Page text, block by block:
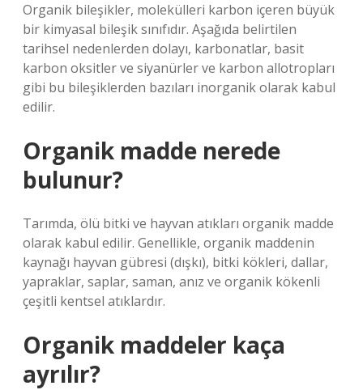
Organik bileşikler, molekülleri karbon içeren büyük
bir kimyasal bileşik sınıfıdır. Aşağıda belirtilen
tarihsel nedenlerden dolayı, karbonatlar, basit
karbon oksitler ve siyanürler ve karbon allotropları
gibi bu bileşiklerden bazıları inorganik olarak kabul
edilir.
Organik madde nerede
bulunur?
Tarımda, ölü bitki ve hayvan atıkları organik madde
olarak kabul edilir. Genellikle, organik maddenin
kaynağı hayvan gübresi (dışkı), bitki kökleri, dallar,
yapraklar, saplar, saman, anız ve organik kökenli
çeşitli kentsel atıklardır.
Organik maddeler kaça
ayrılır?